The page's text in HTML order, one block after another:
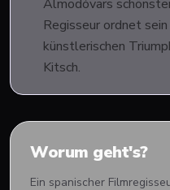
Almodóvars
Regisseur ordnet
künstlerischen
Kitsch.
Worum geht's?
Ein spanischer